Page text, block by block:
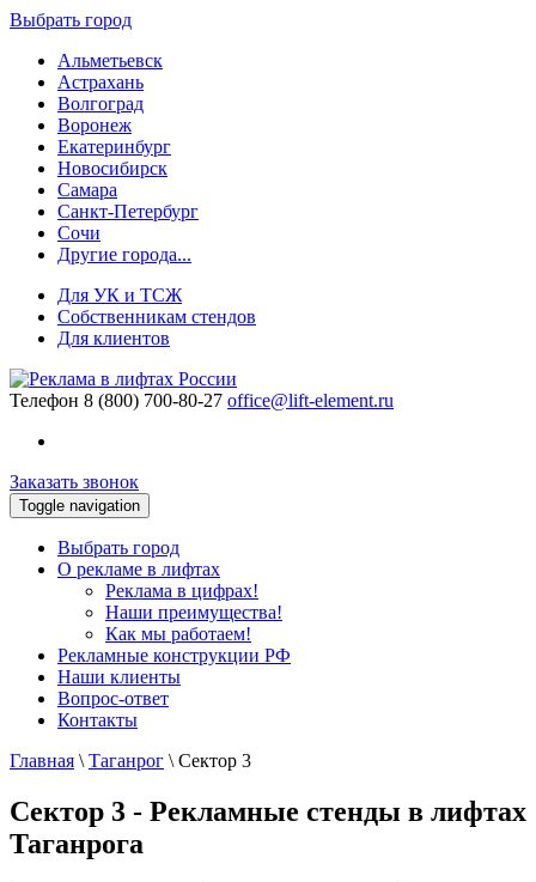
Выбрать город
Альметьевск
Астрахань
Волгоград
Воронеж
Екатеринбург
Новосибирск
Самара
Санкт-Петербург
Сочи
Другие города...
Для УК и ТСЖ
Собственникам стендов
Для клиентов
Телефон 8 (800) 700-80-27 office@lift-element.ru
Заказать звонок
Toggle navigation
Выбрать город
О рекламе в лифтах
Реклама в цифрах!
Наши преимущества!
Как мы работаем!
Рекламные конструкции РФ
Наши клиенты
Вопрос-ответ
Контакты
Главная \ Таганрог \ Сектор 3
Сектор 3 - Рекламные стенды в лифтах
Таганрога